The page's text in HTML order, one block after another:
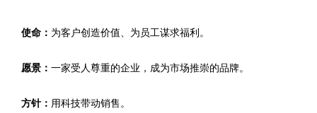
使命： 为客户创造价值、为员工谋求福利。
愿景： 一家受人尊重的企业，成为市场推崇的品牌。
方针： 用科技带动销售。